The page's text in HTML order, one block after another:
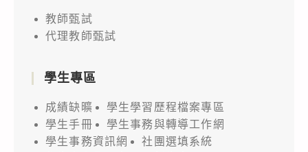
教師甄試
代理教師甄試
學生專區
成績缺曠
學生學習歷程檔案專區
學生手冊
學生事務與轉導工作網
學生事務資訊網
社團選填系統